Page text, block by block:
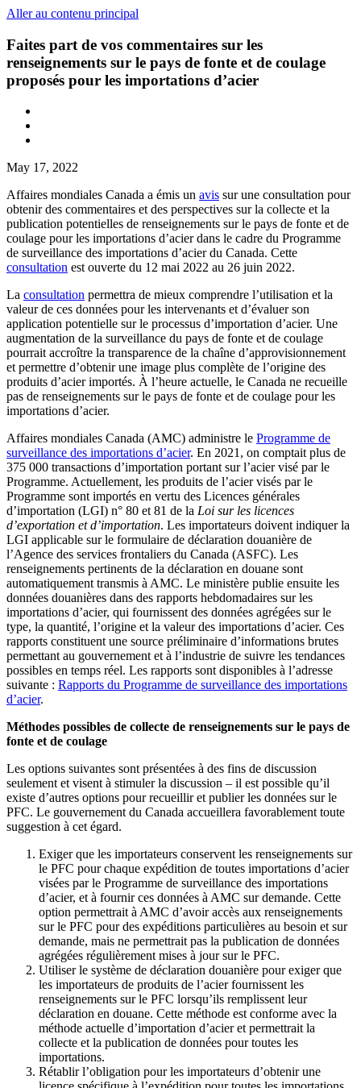
Aller au contenu principal
Faites part de vos commentaires sur les
renseignements sur le pays de fonte et de coulage
proposés pour les importations d’acier
May 17, 2022
Affaires mondiales Canada a émis un avis sur une consultation pour
obtenir des commentaires et des perspectives sur la collecte et la
publication potentielles de renseignements sur le pays de fonte et de
coulage pour les importations d’acier dans le cadre du Programme
de surveillance des importations d’acier du Canada. Cette
consultation est ouverte du 12 mai 2022 au 26 juin 2022.
La consultation permettra de mieux comprendre l’utilisation et la
valeur de ces données pour les intervenants et d’évaluer son
application potentielle sur le processus d’importation d’acier. Une
augmentation de la surveillance du pays de fonte et de coulage
pourrait accroître la transparence de la chaîne d’approvisionnement
et permettre d’obtenir une image plus complète de l’origine des
produits d’acier importés. À l’heure actuelle, le Canada ne recueille
pas de renseignements sur le pays de fonte et de coulage pour les
importations d’acier.
Affaires mondiales Canada (AMC) administre le Programme de
surveillance des importations d’acier. En 2021, on comptait plus de
375 000 transactions d’importation portant sur l’acier visé par le
Programme. Actuellement, les produits de l’acier visés par le
Programme sont importés en vertu des Licences générales
d’importation (LGI) n° 80 et 81 de la Loi sur les licences
d’exportation et d’importation. Les importateurs doivent indiquer la
LGI applicable sur le formulaire de déclaration douanière de
l’Agence des services frontaliers du Canada (ASFC). Les
renseignements pertinents de la déclaration en douane sont
automatiquement transmis à AMC. Le ministère publie ensuite les
données douanières dans des rapports hebdomadaires sur les
importations d’acier, qui fournissent des données agrégées sur le
type, la quantité, l’origine et la valeur des importations d’acier. Ces
rapports constituent une source préliminaire d’informations brutes
permettant au gouvernement et à l’industrie de suivre les tendances
possibles en temps réel. Les rapports sont disponibles à l’adresse
suivante : Rapports du Programme de surveillance des importations
d’acier.
Méthodes possibles de collecte de renseignements sur le pays de
fonte et de coulage
Les options suivantes sont présentées à des fins de discussion
seulement et visent à stimuler la discussion – il est possible qu’il
existe d’autres options pour recueillir et publier les données sur le
PFC. Le gouvernement du Canada accueillera favorablement toute
suggestion à cet égard.
Exiger que les importateurs conservent les renseignements sur
le PFC pour chaque expédition de toutes importations d’acier
visées par le Programme de surveillance des importations
d’acier, et à fournir ces données à AMC sur demande. Cette
option permettrait à AMC d’avoir accès aux renseignements
sur le PFC pour des expéditions particulières au besoin et sur
demande, mais ne permettrait pas la publication de données
agrégées régulièrement mises à jour sur le PFC.
Utiliser le système de déclaration douanière pour exiger que
les importateurs de produits de l’acier fournissent les
renseignements sur le PFC lorsqu’ils remplissent leur
déclaration en douane. Cette méthode est conforme avec la
méthode actuelle d’importation d’acier et permettrait la
collecte et la publication de données pour toutes les
importations.
Rétablir l’obligation pour les importateurs d’obtenir une